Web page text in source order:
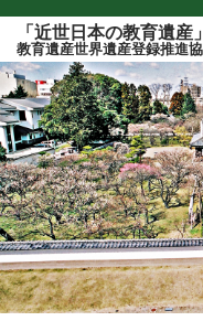
このページの本文へ
「近世日本の教育遺
教育遺産世界遺産登録推進